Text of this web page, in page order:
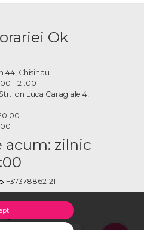
Ok
44, Chisinau
- 21:00
Ion Luca Caragiale 4,
acum: zilnic
+37378862121